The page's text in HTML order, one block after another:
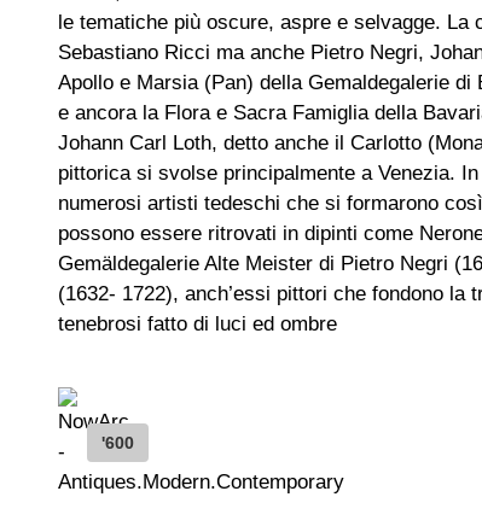
le tematiche più oscure, aspre e selvagge.
Sebastiano Ricci ma anche Pietro Negri,
Apollo e Marsia (Pan) della Gemaldegalerie
e ancora la Flora e Sacra Famiglia della
Johann Carl Loth, detto anche il Carlotto
pittorica si svolse principalmente a Venezia.
numerosi artisti tedeschi che si formarono
possono essere ritrovati in dipinti come
Gemäldegalerie Alte Meister di Pietro Negri
(1632- 1722), anch’essi pittori che fondono
tenebrosi fatto di luci ed ombre
'600